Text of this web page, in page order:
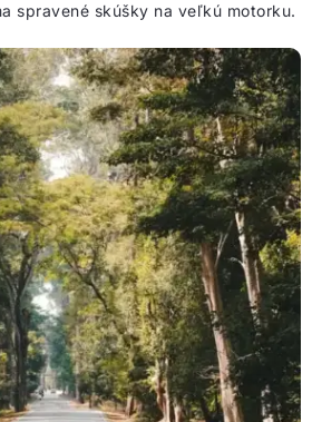
spravené skúšky na veľkú motorku.